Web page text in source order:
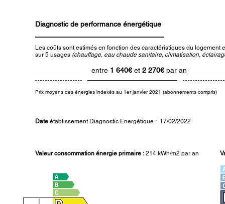
Diagnostic de performance énergétique
Les coûts sont estimés en fonction des caractéristiques du logement
sur 5 usages (chauffage, eau chaude sanitaire, climatisation,
entre 1 640€et 2 270€par an
Prix moyens des énergies indexés au 1er janvier 2021 (abonnements compris)
Date établissement Diagnostic Energétique : 17/02/2022
Valeur consommation énergie primaire : 214 kWh/m2 par an